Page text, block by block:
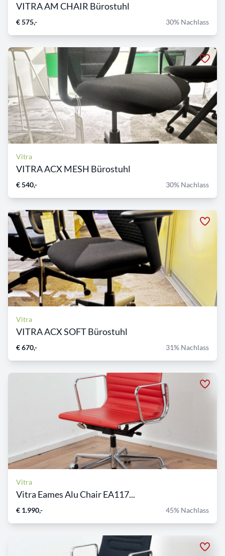
VITRA AM CHAIR Bürostuhl
€ 575,- 30% Nachlass
Vitra
VITRA ACX MESH Bürostuhl
€ 540,- 30% Nachlass
Vitra
VITRA ACX SOFT Bürostuhl
€ 670,- 31% Nachlass
Vitra
Vitra Eames Alu Chair EA117...
€ 1.990,- 45% Nachlass